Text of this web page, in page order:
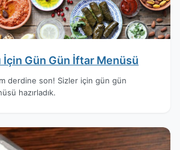
İçin Gün Gün İftar Menüsü
derdine son! Sizler için gün gün
hazırladık.